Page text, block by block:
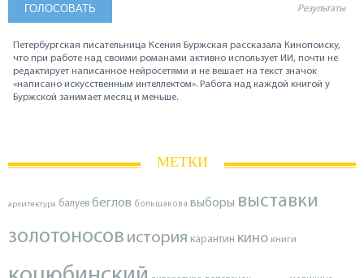
Результаты
Петербургская писательница Ксения Буржская рассказала Кинопоиску,
что при работе над своими романами активно использует ИИ, почти не
редактирует написанное нейросетями и не вешает на текст значок
«написано искусственным интеллектом». Работа над каждой книгой у
Буржской занимает месяц и меньше.
МЕТКИ
архитектура балуев беглов большакова выборы выставки
золотоносов история карантин кино книги